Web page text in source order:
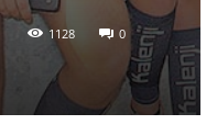
1128 0